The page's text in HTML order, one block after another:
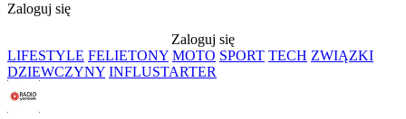
Zaloguj się
Zaloguj się
LIFESTYLE FELIETONY MOTO SPORT TECH ZWIĄZKI
DZIEWCZYNY INFLUSTARTER